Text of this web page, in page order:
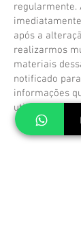
regularmente.
após a
realizarmos
materiais
notificado
informações
utilizamos.